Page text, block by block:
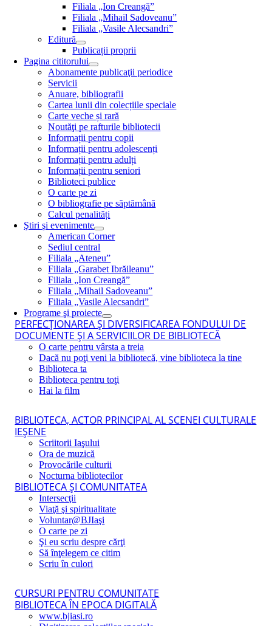
Filiala „Ion Creangă”
Filiala „Mihail Sadoveanu”
Filiala „Vasile Alecsandri”
Editură
Publicații proprii
Pagina cititorului
Abonamente publicaţii periodice
Servicii
Anuare, bibliografii
Cartea lunii din colecțiile speciale
Carte veche și rară
Noutăţi pe rafturile bibliotecii
Informații pentru copii
Informații pentru adolescenți
Informații pentru adulți
Informații pentru seniori
Biblioteci publice
O carte pe zi
O bibliografie pe săptămână
Calcul penalități
Ştiri şi evenimente
American Corner
Sediul central
Filiala „Ateneu”
Filiala „Garabet Ibrăileanu”
Filiala „Ion Creangă”
Filiala „Mihail Sadoveanu”
Filiala „Vasile Alecsandri”
Programe şi proiecte
PERFECŢIONAREA ŞI DIVERSIFICAREA FONDULUI DE
DOCUMENTE ŞI A SERVICIILOR DE BIBLIOTECĂ
O carte pentru vârsta a treia
Dacă nu poţi veni la bibliotecă, vine biblioteca la tine
Biblioteca ta
Biblioteca pentru toţi
Hai la film
BIBLIOTECA, ACTOR PRINCIPAL AL SCENEI CULTURALE
IEŞENE
Scriitorii Iaşului
Ora de muzică
Provocările culturii
Nocturna bibliotecilor
BIBLIOTECA ŞI COMUNITATEA
Intersecţii
Viaţă şi spiritualitate
Voluntar@BJIaşi
O carte pe zi
Şi eu scriu despre cărţi
Să înţelegem ce citim
Scriu în culori
CURSURI PENTRU COMUNITATE
BIBLIOTECA ÎN EPOCA DIGITALĂ
www.bjiasi.ro